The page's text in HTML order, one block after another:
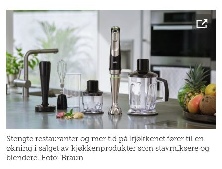
Stengte restauranter og mer tid på kjøkkenet fører til en
økning i salget av kjøkkenprodukter som stavmiksere og
blendere. Foto: Braun